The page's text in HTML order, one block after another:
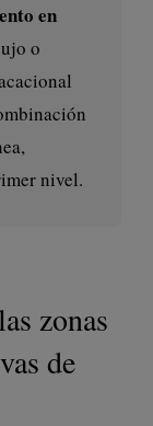
en
o
nivel.
zonas
de